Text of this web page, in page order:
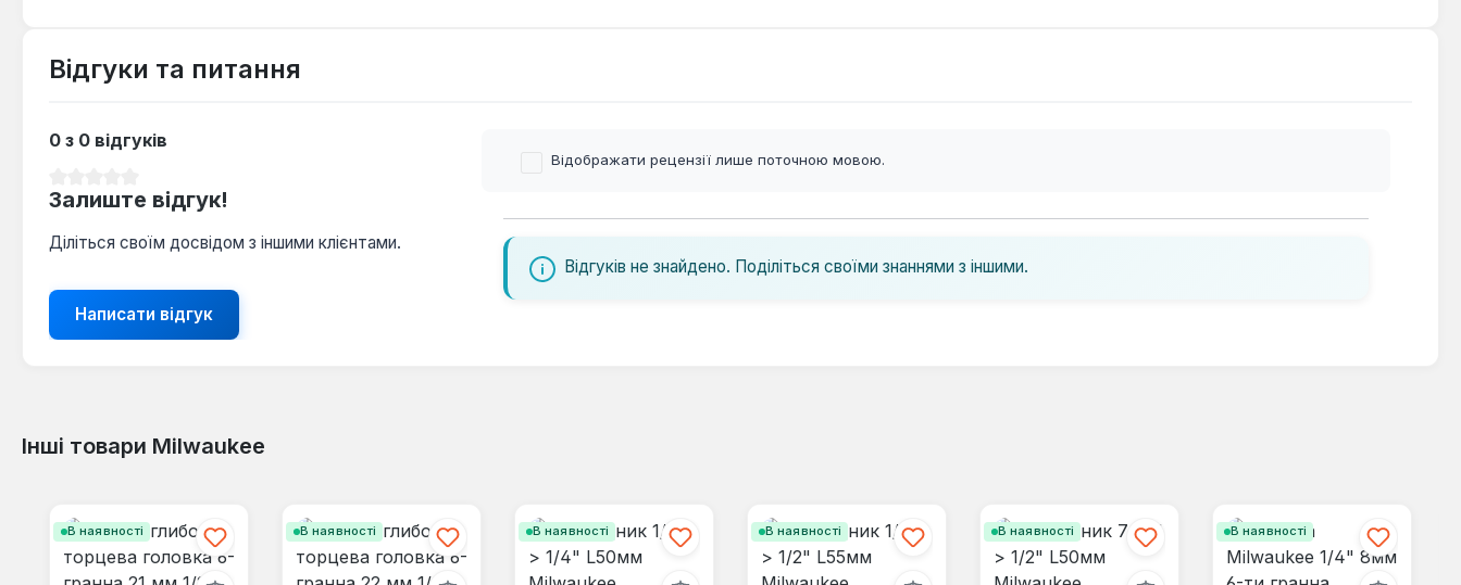
Відгуки та питання
0 з 0 відгуків
Залиште відгук!
Діліться своїм досвідом з іншими клієнтами.
Написати відгук
Відображати рецензії лише поточною мовою.
Відгуків не знайдено. Поділіться своїми знаннями з іншими.
Інші товари Milwaukee
В наявності В наявності В наявності В наявності В наявності В наявності